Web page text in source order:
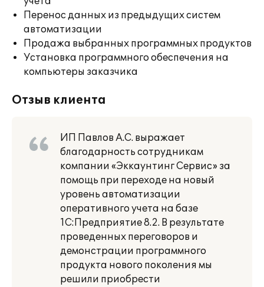
Перенос данных из предыдущих систем
автоматизации
Продажа выбранных программных продуктов
Установка программного обеспечения на
компьютеры заказчика
Отзыв клиента
ИП Павлов А.С. выражает
благодарность сотрудникам
компании «Эккаунтинг Сервис» за
помощь при переходе на новый
уровень автоматизации
оперативного учета на базе
1С:Предприятие 8.2. В результате
проведенных переговоров и
демонстрации программного
продукта нового поколения мы
решили приобрести